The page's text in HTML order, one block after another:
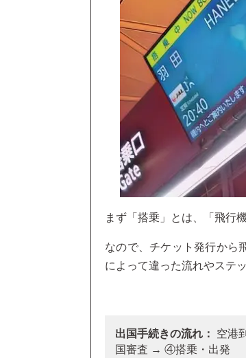
まず「搭乗」とは、「飛行
なので、チケット発行から
によって違った流れやステ
出国手続きの流れ：
空港
国審査 → ④搭乗・出発